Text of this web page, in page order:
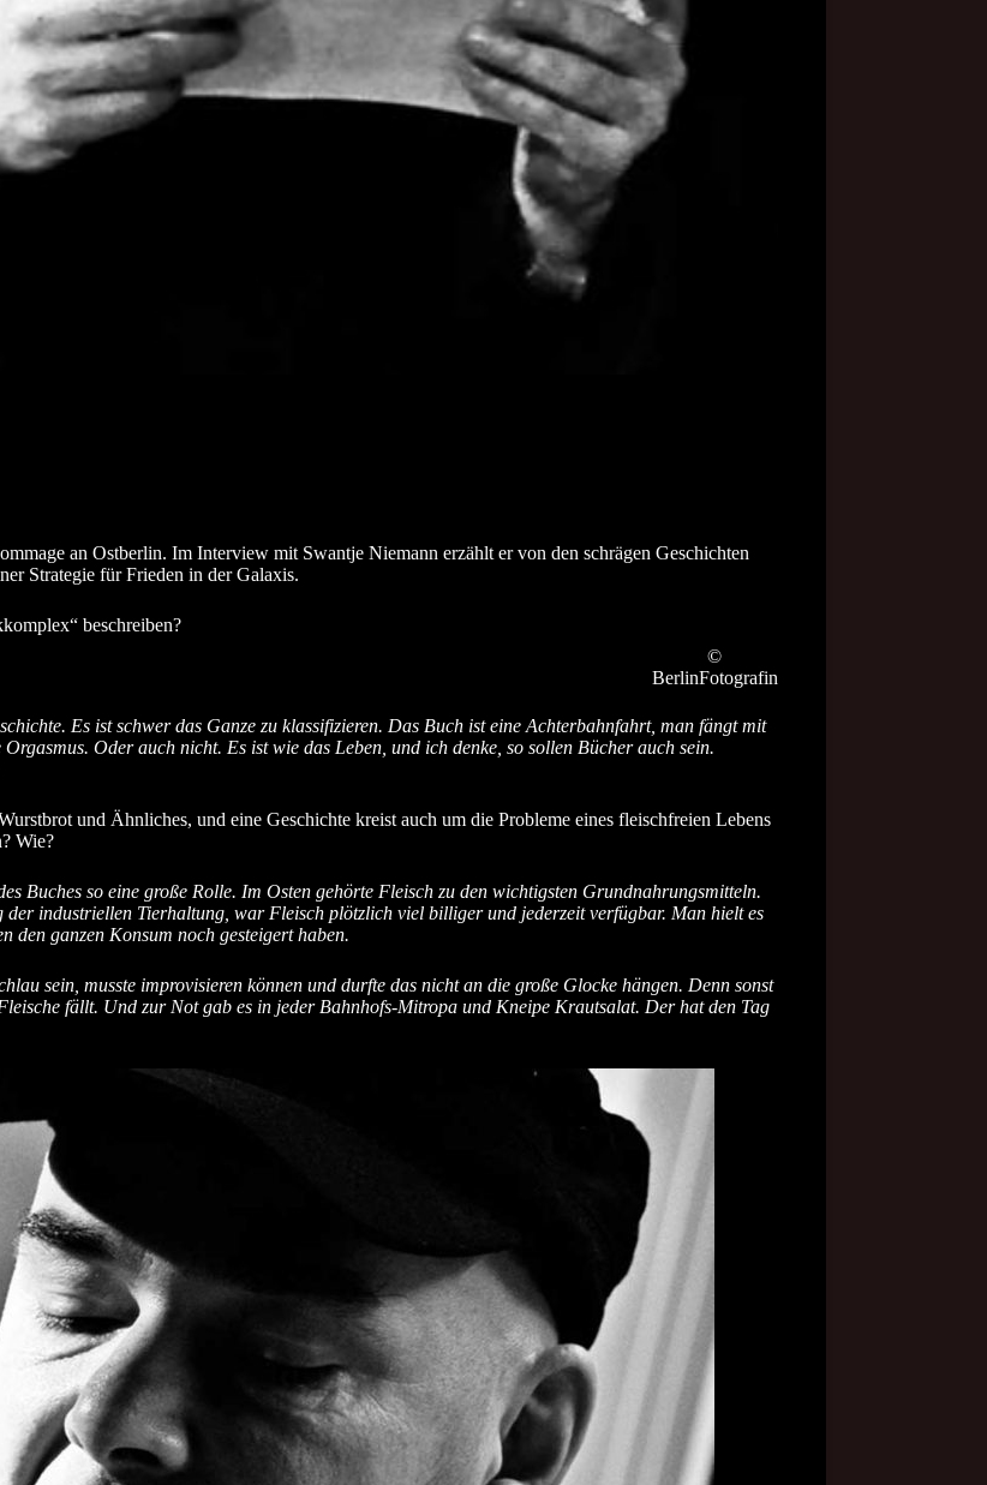
an Ostberlin. Im Interview mit Swantje Niemann erzählt er von den schrägen Geschichten
Strategie für Frieden in der Galaxis.
©
BerlinFotografin
beschreiben?
Es ist schwer das Ganze zu klassifizieren. Das Buch ist eine Achterbahnfahrt, man fängt mit
Oder auch nicht. Es ist wie das Leben, und ich denke, so sollen Bücher auch sein.
und Ähnliches, und eine Geschichte kreist auch um die Probleme eines fleischfreien Lebens
Wie?
Buches so eine große Rolle. Im Osten gehörte Fleisch zu den wichtigsten Grundnahrungsmitteln.
industriellen Tierhaltung, war Fleisch plötzlich viel billiger und jederzeit verfügbar. Man hielt es
den ganzen Konsum noch gesteigert haben.
sein, musste improvisieren können und durfte das nicht an die große Glocke hängen. Denn sonst
fällt. Und zur Not gab es in jeder Bahnhofs-Mitropa und Kneipe Krautsalat. Der hat den Tag